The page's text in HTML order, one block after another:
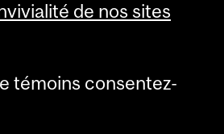
de nos sites
témoins consentez-